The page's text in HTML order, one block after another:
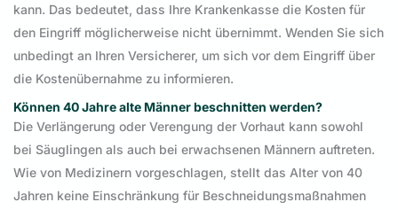
kann. Das bedeutet, dass Ihre Krankenkasse die Kosten für
den Eingriff möglicherweise nicht übernimmt. Wenden Sie sich
unbedingt an Ihren Versicherer, um sich vor dem Eingriff über
die Kostenübernahme zu informieren.
Können 40 Jahre alte Männer beschnitten werden?
Die Verlängerung oder Verengung der Vorhaut kann sowohl
bei Säuglingen als auch bei erwachsenen Männern auftreten.
Wie von Medizinern vorgeschlagen, stellt das Alter von 40
Jahren keine Einschränkung für Beschneidungsmaßnahmen